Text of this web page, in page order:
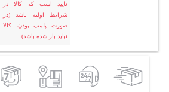
تایید است که کالا در
شرایط اولیه باشد (در
صورت پلمپ بودن، کالا
نباید باز شده باشد).